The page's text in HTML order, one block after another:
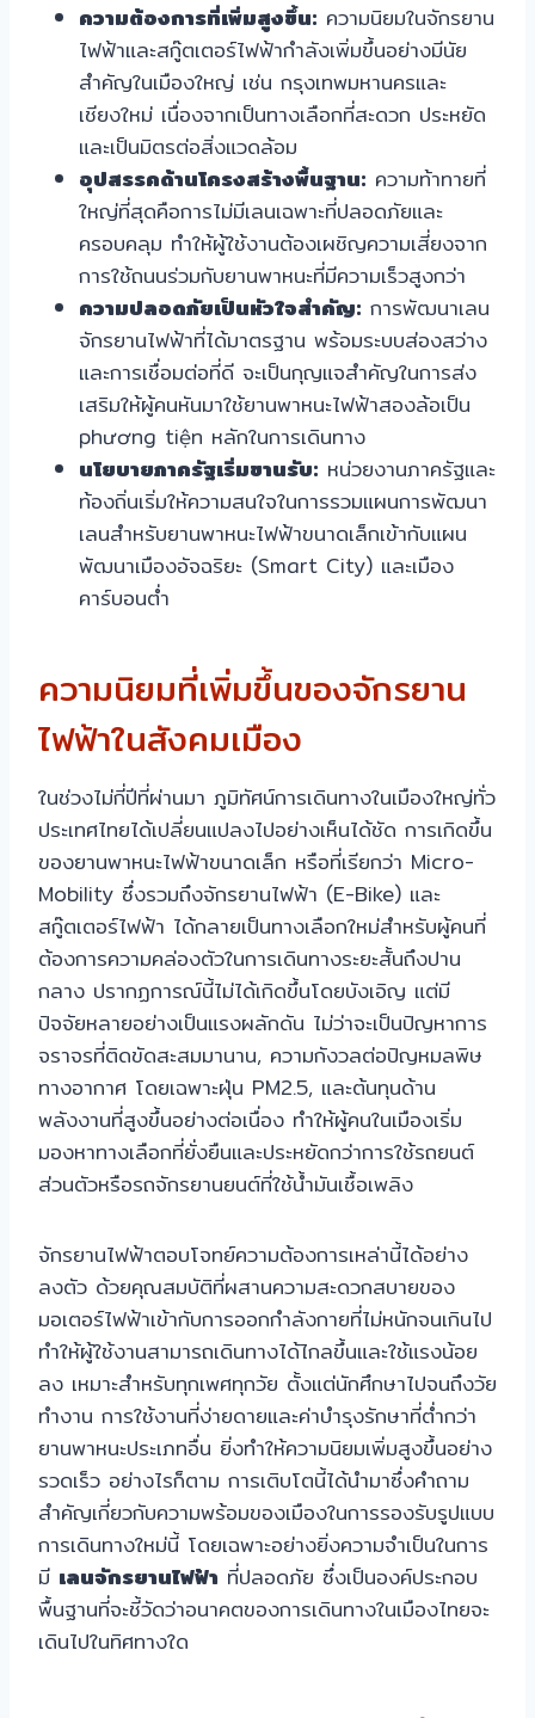
ความต้องการที่เพิ่มสูงขึ้น: ความนิยมในจักรยาน
ไฟฟ้าและสกู๊ตเตอร์ไฟฟ้ากำลังเพิ่มขึ้นอย่างมีนัย
สำคัญในเมืองใหญ่ เช่น กรุงเทพมหานครและ
เชียงใหม่ เนื่องจากเป็นทางเลือกที่สะดวก ประหยัด
และเป็นมิตรต่อสิ่งแวดล้อม
อุปสรรคด้านโครงสร้างพื้นฐาน: ความท้าทายที่
ใหญ่ที่สุดคือการไม่มีเลนเฉพาะที่ปลอดภัยและ
ครอบคลุม ทำให้ผู้ใช้งานต้องเผชิญความเสี่ยงจาก
การใช้ถนนร่วมกับยานพาหนะที่มีความเร็วสูงกว่า
ความปลอดภัยเป็นหัวใจสำคัญ: การพัฒนาเลน
จักรยานไฟฟ้าที่ได้มาตรฐาน พร้อมระบบส่องสว่าง
และการเชื่อมต่อที่ดี จะเป็นกุญแจสำคัญในการส่ง
เสริมให้ผู้คนหันมาใช้ยานพาหนะไฟฟ้าสองล้อเป็น
phương tiện หลักในการเดินทาง
นโยบายภาครัฐเริ่มขานรับ: หน่วยงานภาครัฐและ
ท้องถิ่นเริ่มให้ความสนใจในการรวมแผนการพัฒนา
เลนสำหรับยานพาหนะไฟฟ้าขนาดเล็กเข้ากับแผน
พัฒนาเมืองอัจฉริยะ (Smart City) และเมือง
คาร์บอนต่ำ
ความนิยมที่เพิ่มขึ้นของจักรยาน
ไฟฟ้าในสังคมเมือง
ในช่วงไม่กี่ปีที่ผ่านมา ภูมิทัศน์การเดินทางในเมืองใหญ่ทั่ว
ประเทศไทยได้เปลี่ยนแปลงไปอย่างเห็นได้ชัด การเกิดขึ้น
ของยานพาหนะไฟฟ้าขนาดเล็ก หรือที่เรียกว่า Micro-
Mobility ซึ่งรวมถึงจักรยานไฟฟ้า (E-Bike) และ
สกู๊ตเตอร์ไฟฟ้า ได้กลายเป็นทางเลือกใหม่สำหรับผู้คนที่
ต้องการความคล่องตัวในการเดินทางระยะสั้นถึงปาน
กลาง ปรากฏการณ์นี้ไม่ได้เกิดขึ้นโดยบังเอิญ แต่มี
ปัจจัยหลายอย่างเป็นแรงผลักดัน ไม่ว่าจะเป็นปัญหาการ
จราจรที่ติดขัดสะสมมานาน, ความกังวลต่อปัญหมลพิษ
ทางอากาศ โดยเฉพาะฝุ่น PM2.5, และต้นทุนด้าน
พลังงานที่สูงขึ้นอย่างต่อเนื่อง ทำให้ผู้คนในเมืองเริ่ม
มองหาทางเลือกที่ยั่งยืนและประหยัดกว่าการใช้รถยนต์
ส่วนตัวหรือรถจักรยานยนต์ที่ใช้น้ำมันเชื้อเพลิง
จักรยานไฟฟ้าตอบโจทย์ความต้องการเหล่านี้ได้อย่าง
ลงตัว ด้วยคุณสมบัติที่ผสานความสะดวกสบายของ
มอเตอร์ไฟฟ้าเข้ากับการออกกำลังกายที่ไม่หนักจนเกินไป
ทำให้ผู้ใช้งานสามารถเดินทางได้ไกลขึ้นและใช้แรงน้อย
ลง เหมาะสำหรับทุกเพศทุกวัย ตั้งแต่นักศึกษาไปจนถึงวัย
ทำงาน การใช้งานที่ง่ายดายและค่าบำรุงรักษาที่ต่ำกว่า
ยานพาหนะประเภทอื่น ยิ่งทำให้ความนิยมเพิ่มสูงขึ้นอย่าง
รวดเร็ว อย่างไรก็ตาม การเติบโตนี้ได้นำมาซึ่งคำถาม
สำคัญเกี่ยวกับความพร้อมของเมืองในการรองรับรูปแบบ
การเดินทางใหม่นี้ โดยเฉพาะอย่างยิ่งความจำเป็นในการ
มี เลนจักรยานไฟฟ้า ที่ปลอดภัย ซึ่งเป็นองค์ประกอบ
พื้นฐานที่จะชี้วัดว่าอนาคตของการเดินทางในเมืองไทยจะ
เดินไปในทิศทางใด